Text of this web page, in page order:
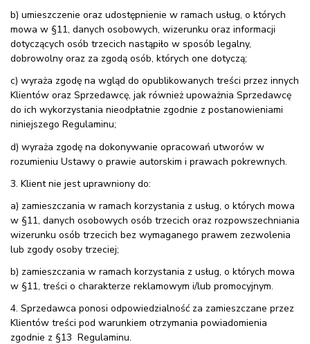
b) umieszczenie oraz udostępnienie w ramach usług, o których
mowa w §11, danych osobowych, wizerunku oraz informacji
dotyczących osób trzecich nastąpiło w sposób legalny,
dobrowolny oraz za zgodą osób, których one dotyczą;
c) wyraża zgodę na wgląd do opublikowanych treści przez innych
Klientów oraz Sprzedawcę, jak również upoważnia Sprzedawcę
do ich wykorzystania nieodpłatnie zgodnie z postanowieniami
niniejszego Regulaminu;
d) wyraża zgodę na dokonywanie opracowań utworów w
rozumieniu Ustawy o prawie autorskim i prawach pokrewnych.
3. Klient nie jest uprawniony do:
a) zamieszczania w ramach korzystania z usług, o których mowa
w §11, danych osobowych osób trzecich oraz rozpowszechniania
wizerunku osób trzecich bez wymaganego prawem zezwolenia
lub zgody osoby trzeciej;
b) zamieszczania w ramach korzystania z usług, o których mowa
w §11, treści o charakterze reklamowym i/lub promocyjnym.
4. Sprzedawca ponosi odpowiedzialność za zamieszczane przez
Klientów treści pod warunkiem otrzymania powiadomienia
zgodnie z §13 Regulaminu.